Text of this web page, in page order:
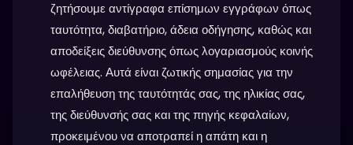
ζητήσουμε αντίγραφα επίσημων εγγράφων όπως
ταυτότητα, διαβατήριο, άδεια οδήγησης, καθώς και
αποδείξεις διεύθυνσης όπως λογαριασμούς κοινής
ωφέλειας. Αυτά είναι ζωτικής σημασίας για την
επαλήθευση της ταυτότητάς σας, της ηλικίας σας,
της διεύθυνσής σας και της πηγής κεφαλαίων,
προκειμένου να αποτραπεί η απάτη και η